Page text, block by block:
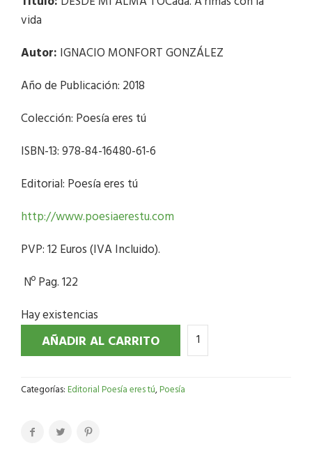
vida
Autor: IGNACIO MONFORT GONZÁLEZ
Año de Publicación: 2018
Colección: Poesía eres tú
ISBN-13: 978-84-16480-61-6
Editorial: Poesía eres tú
http://www.poesiaerestu.com
PVP: 12 Euros (IVA Incluido).
Nº Pag. 122
Hay existencias
AÑADIR AL CARRITO
Categorías:Editorial Poesía eres tú,Poesía